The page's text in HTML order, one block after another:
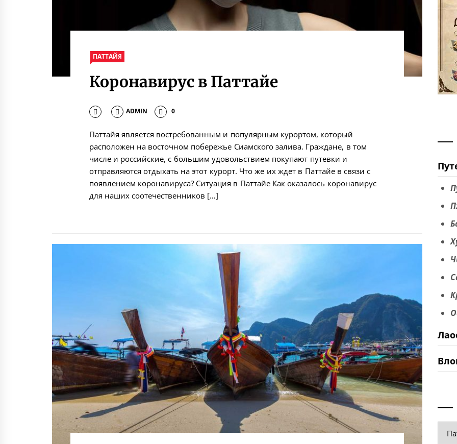
ПАТТАЙЯ
Коронавирус в Паттайе
ADMIN 0
Паттайя является востребованным и популярным курортом, который
расположен на восточном побережье Сиамского залива. Граждане, в том
числе и российские, с большим удовольствием покупают путевки и
отправляются отдыхать на этот курорт. Что же их ждет в Паттайе в связи с
появлением коронавируса? Ситуация в Паттайе Как оказалось коронавирус
для наших соотечественников […]